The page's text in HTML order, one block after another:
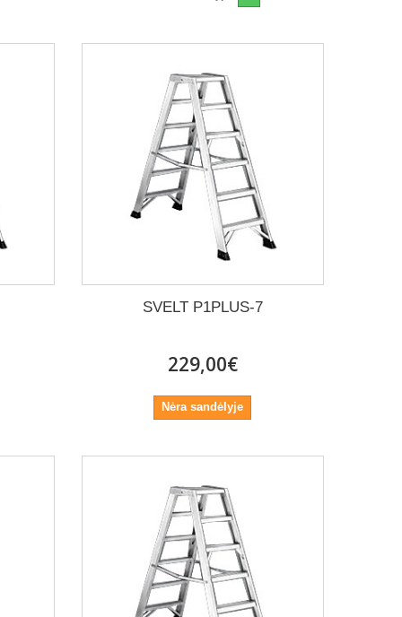
SVELT P1PLUS-7
229,00€
Nėra sandėlyje